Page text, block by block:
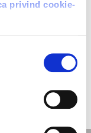
privind cookie-